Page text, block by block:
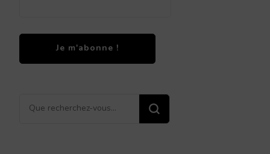
Vous